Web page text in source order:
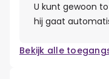
U kunt gewoon
hij gaat
Bekijk alle